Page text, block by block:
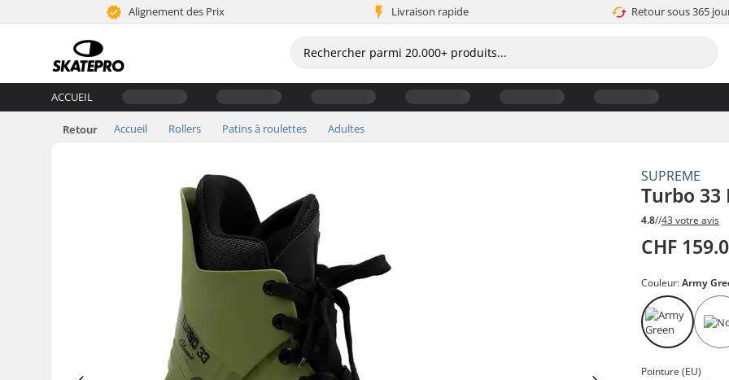
Alignement des Prix Livraison rapide Retour sous 365
ACCUEIL
Retour Accueil Rollers Patins à roulettes Adultes
SUPREME
Turbo
4.8//43 votre avis
CHF
Couleur:Army
Pointure (EU)